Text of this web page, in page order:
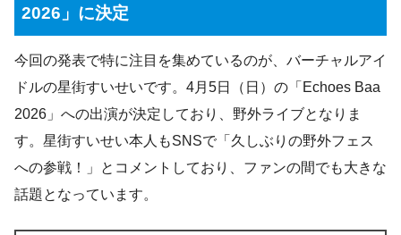
2026」に決定
今回の発表で特に注目を集めているのが、バーチャルアイ
ドルの星街すいせいです。4月5日（日）の「Echoes Baa
2026」への出演が決定しており、野外ライブとなりま
す。星街すいせい本人もSNSで「久しぶりの野外フェス
への参戦！」とコメントしており、ファンの間でも大きな
話題となっています。